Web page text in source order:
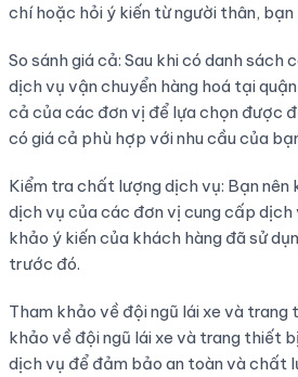
chí hoặc hỏi ý kiến từ người thân, bạn
So sánh giá cả: Sau khi có danh sách
dịch vụ vận chuyển hàng hoá tại
cả của các đơn vị để lựa chọn được
có giá cả phù hợp với nhu cầu của
Kiểm tra chất lượng dịch vụ: Bạn
dịch vụ của các đơn vị cung cấp
khảo ý kiến của khách hàng đã sử
trước đó.
Tham khảo về đội ngũ lái xe và trang
khảo về đội ngũ lái xe và trang thiết
dịch vụ để đảm bảo an toàn và chất